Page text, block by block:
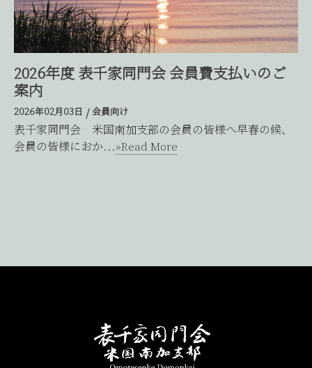
2026年度 表千家同門会 会員費支払いのご
案内
2026年02月03日 /会員向け
表千家同門会 米国南加支部の会員の皆様へ早春の候、
会員の皆様におか...»Read More